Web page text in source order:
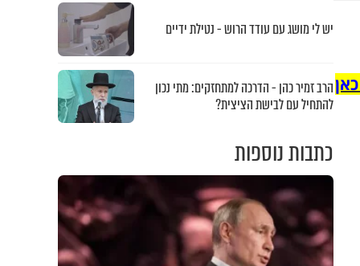
יש לי מושג עם עודד הרוש - נטילת ידיים
הרב זמיר כהן - הדרכה למתחזקים: מתי נכון
להתחיל עם לבישת הציצית?
כתבות נוספות